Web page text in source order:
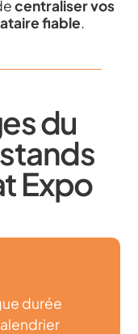
centraliser vos
fiable.
du
Expo
durée